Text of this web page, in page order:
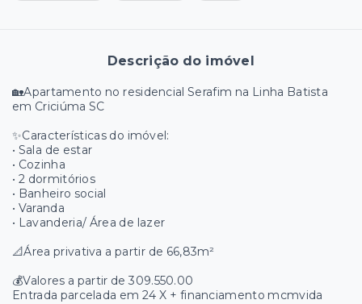
Descrição do imóvel
🏡Apartamento no residencial Serafim na Linha Batista
em Criciúma SC
✨Características do imóvel:
• Sala de estar
• Cozinha
• 2 dormitórios
• Banheiro social
• Varanda
• Lavanderia/ Área de lazer
📐Área privativa a partir de 66,83m²
💰Valores a partir de 309.550.00
Entrada parcelada em 24 X + financiamento mcmvida